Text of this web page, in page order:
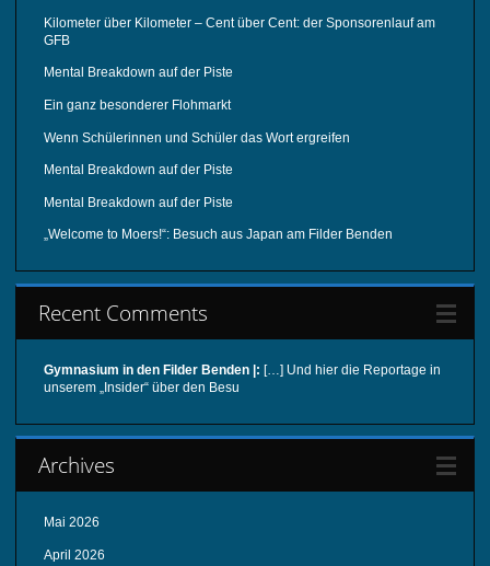
Kilometer über Kilometer – Cent über Cent: der Sponsorenlauf am
GFB
Mental Breakdown auf der Piste
Ein ganz besonderer Flohmarkt
Wenn Schülerinnen und Schüler das Wort ergreifen
Mental Breakdown auf der Piste
Mental Breakdown auf der Piste
„Welcome to Moers!“: Besuch aus Japan am Filder Benden
Recent Comments
Gymnasium in den Filder Benden |: […] Und hier die Reportage in
unserem „Insider“ über den Besu
Archives
Mai 2026
April 2026